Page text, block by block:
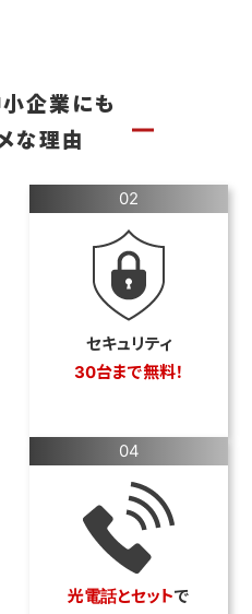
企業にも
な理由
02
セキュリティ
30台まで無料！
04
光電話とセットで